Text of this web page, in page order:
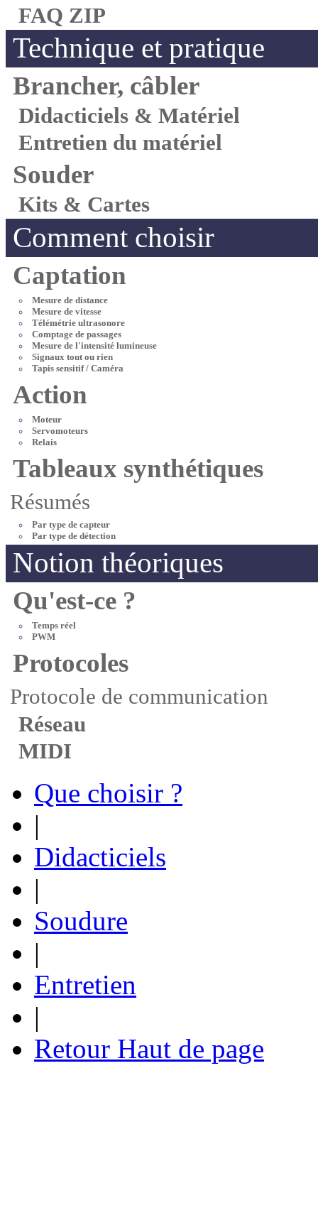
FAQ ZIP
Technique et pratique
Brancher, câbler
Didacticiels & Matériel
Entretien du matériel
Souder
Kits & Cartes
Comment choisir
Captation
Mesure de distance
Mesure de vitesse
Télémétrie ultrasonore
Comptage de passages
Mesure de l'intensité lumineuse
Signaux tout ou rien
Tapis sensitif / Caméra
Action
Moteur
Servomoteurs
Relais
Tableaux synthétiques
Résumés
Par type de capteur
Par type de détection
Notion théoriques
Qu'est-ce ?
Temps réel
PWM
Protocoles
Protocole de communication
Réseau
MIDI
Que choisir ?
|
Didacticiels
|
Soudure
|
Entretien
|
Retour Haut de page